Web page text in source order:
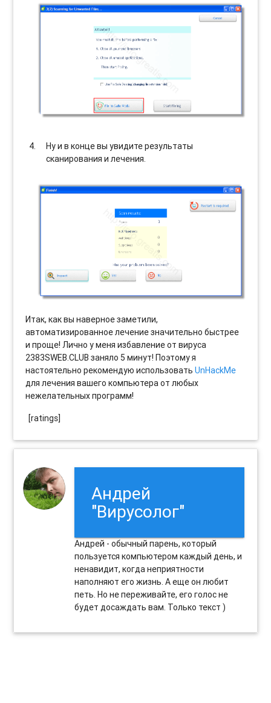
Ну и в конце вы увидите результаты
сканирования и лечения.
Итак, как вы наверное заметили,
автоматизированное лечение значительно быстрее
и проще! Лично у меня избавление от вируса
2383SWEB.CLUB заняло 5 минут! Поэтому я
настоятельно рекомендую использоватьUnHackMe
для лечения вашего компьютера от любых
нежелательных программ!
[ratings]
Андрей
"Вирусолог"
Андрей - обычный парень, который
пользуется компьютером каждый день, и
ненавидит, когда неприятности
наполняют его жизнь. А еще он любит
петь. Но не переживайте, его голос не
будет досаждать вам. Только текст )